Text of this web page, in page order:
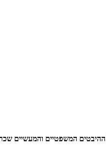
המשפטיים והמעשיים